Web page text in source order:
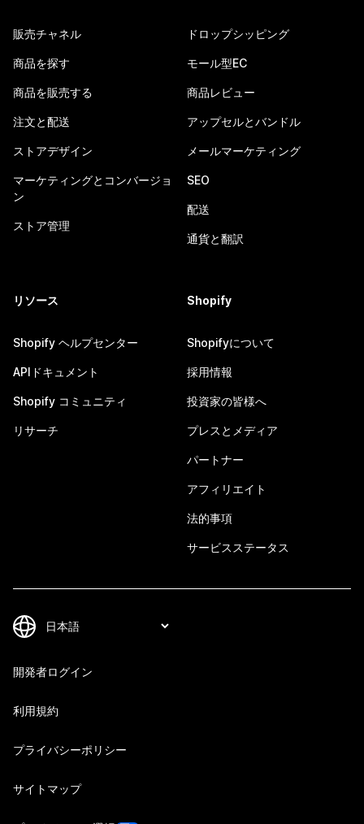
販売チャネル
商品を探す
商品を販売する
注文と配送
ストアデザイン
マーケティングとコンバージョ
ン
ストア管理
ドロップシッピング
モール型EC
商品レビュー
アップセルとバンドル
メールマーケティング
SEO
配送
通貨と翻訳
リソース
Shopify ヘルプセンター
APIドキュメント
Shopify コミュニティ
リサーチ
Shopify
Shopifyについて
採用情報
投資家の皆様へ
プレスとメディア
パートナー
アフィリエイト
法的事項
サービスステータス
開発者ログイン
利用規約
プライバシーポリシー
サイトマップ